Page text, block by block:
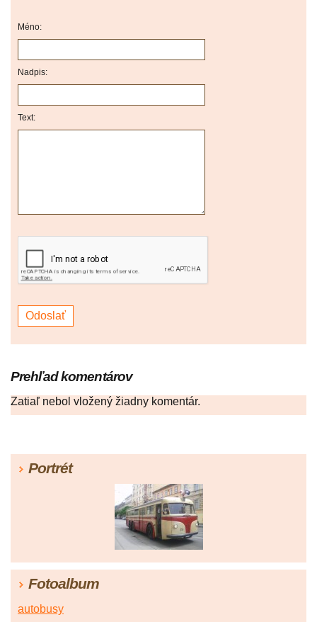
Méno:
Nadpis:
Text:
Prehľad komentárov
Zatiaľ nebol vložený žiadny komentár.
Portrét
Fotoalbum
autobusy